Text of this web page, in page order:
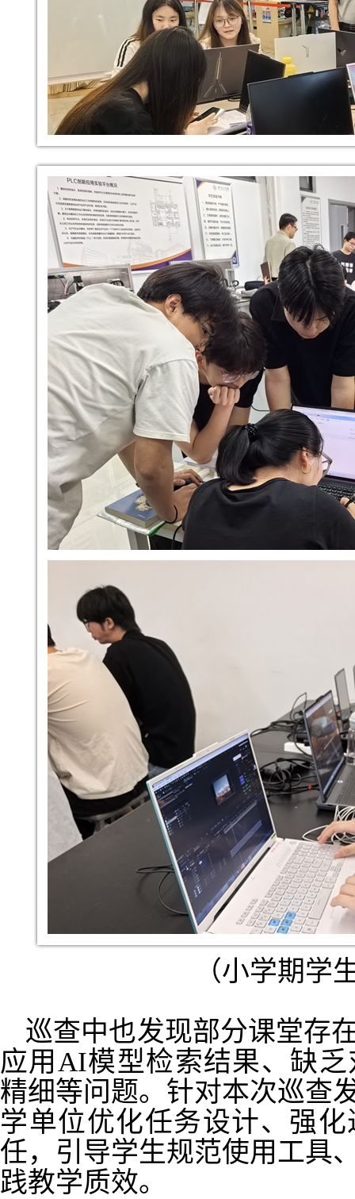
（小学期学
巡查中也发现部分课堂存
应用AI模型检索结果、缺
精细等问题。针对本次巡查
学单位优化任务设计、强
任，引导学生规范使用工具
践教学质效。